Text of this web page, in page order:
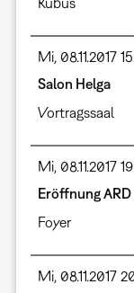
Mi, 08.11.2017
Salon Helga
Vortragssaal
Mi, 08.11.2017
Eröffnung
Foyer
Mi, 08.11.2017